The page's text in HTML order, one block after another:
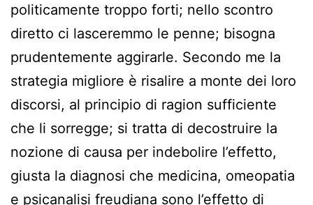
politicamente troppo forti; nello scontro
diretto ci lasceremmo le penne; bisogna
prudentemente aggirarle. Secondo me la
strategia migliore è risalire a monte dei loro
discorsi, al principio di ragion sufficiente
che li sorregge; si tratta di decostruire la
nozione di causa per indebolire l’effetto,
giusta la diagnosi che medicina, omeopatia
e psicanalisi freudiana sono l’effetto di